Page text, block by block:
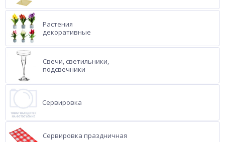
Растения
декоративные
Свечи, светильники,
подсвечники
Сервировка
Сервировка праздничная